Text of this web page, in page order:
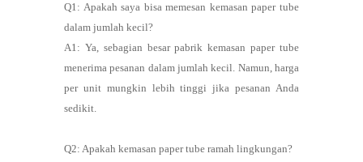
Q1: Apakah saya bisa memesan kemasan paper tube
dalam jumlah kecil?
A1: Ya, sebagian besar pabrik kemasan paper tube
menerima pesanan dalam jumlah kecil. Namun, harga
per unit mungkin lebih tinggi jika pesanan Anda
sedikit.
Q2: Apakah kemasan paper tube ramah lingkungan?